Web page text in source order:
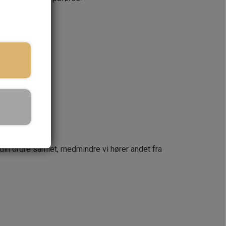
dag
ordre samlet, medmindre vi hører andet fra